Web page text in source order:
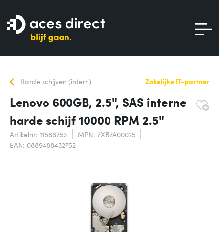
Harde schijven (intern) Zakelijke IT-partner
Lenovo 600GB, 2.5", SAS interne
harde schijf 10000 RPM 2.5"
Artikelnr: 11586753
MPN: 7XB7A00025
EAN: 0889488432752